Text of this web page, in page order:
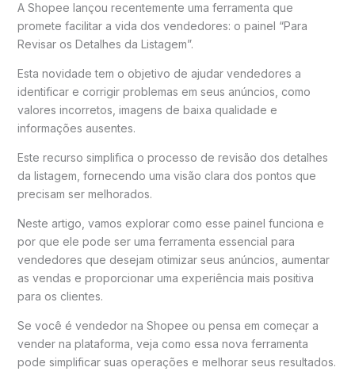
A Shopee lançou recentemente uma ferramenta que
promete facilitar a vida dos vendedores: o painel “Para
Revisar os Detalhes da Listagem”.
Esta novidade tem o objetivo de ajudar vendedores a
identificar e corrigir problemas em seus anúncios, como
valores incorretos, imagens de baixa qualidade e
informações ausentes.
Este recurso simplifica o processo de revisão dos detalhes
da listagem, fornecendo uma visão clara dos pontos que
precisam ser melhorados.
Neste artigo, vamos explorar como esse painel funciona e
por que ele pode ser uma ferramenta essencial para
vendedores que desejam otimizar seus anúncios, aumentar
as vendas e proporcionar uma experiência mais positiva
para os clientes.
Se você é vendedor na Shopee ou pensa em começar a
vender na plataforma, veja como essa nova ferramenta
pode simplificar suas operações e melhorar seus resultados.